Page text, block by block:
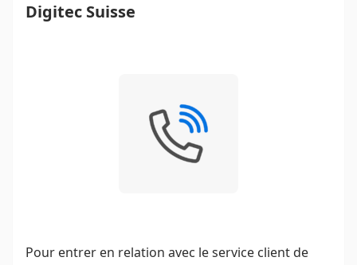
Digitec Suisse
Pour entrer en relation avec le service client de